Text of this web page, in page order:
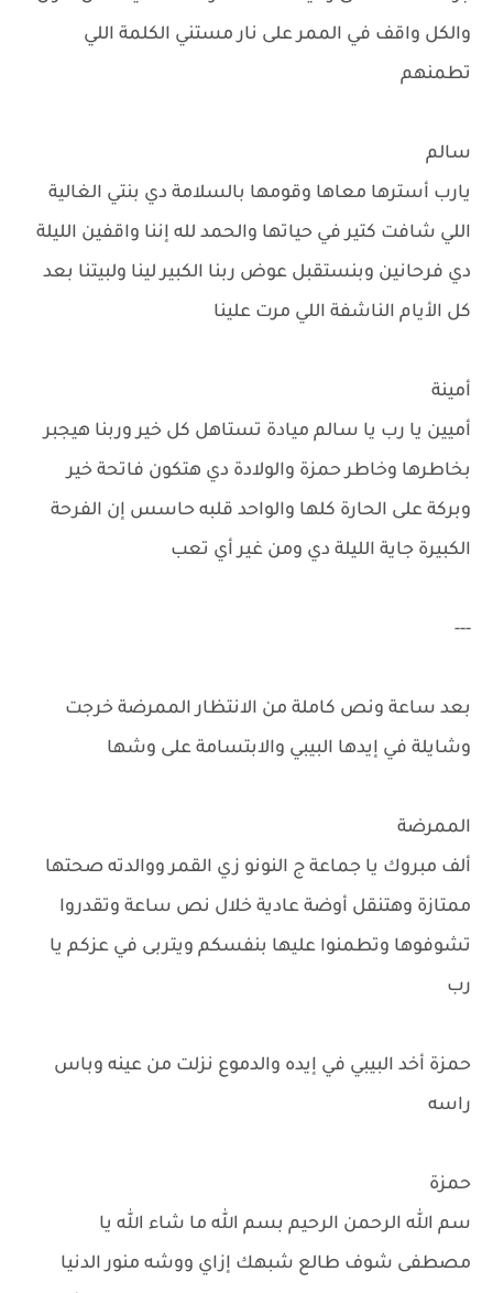
والكل واقف في الممر على نار مستني الكلمة اللي
تطمنهم
سالم
يارب أسترها معاها وقومها بالسلامة دي بنتي الغالية
اللي شافت كتير في حياتها والحمد لله إننا واقفين الليلة
دي فرحانين وبنستقبل عوض ربنا الكبير لينا ولبيتنا بعد
كل الأيام الناشفة اللي مرت علينا
أمينة
أميين يا رب يا سالم ميادة تستاهل كل خير وربنا هيجبر
بخاطرها وخاطر حمزة والولادة دي هتكون فاتحة خير
وبركة على الحارة كلها والواحد قلبه حاسس إن الفرحة
الكبيرة جاية الليلة دي ومن غير أي تعب
---
بعد ساعة ونص كاملة من الانتظار الممرضة خرجت
وشايلة في إيدها البيبي والابتسامة على وشها
الممرضة
ألف مبروك يا جماعة ج النونو زي القمر ووالدته صحتها
ممتازة وهتنقل أوضة عادية خلال نص ساعة وتقدروا
تشوفوها وتطمنوا عليها بنفسكم ويتربى في عزكم يا
رب
حمزة أخد البيبي في إيده والدموع نزلت من عينه وباس
راسه
حمزة
سم الله الرحمن الرحيم بسم الله ما شاء الله يا
مصطفى شوف طالع شبهك إزاي ووشه منور الدنيا